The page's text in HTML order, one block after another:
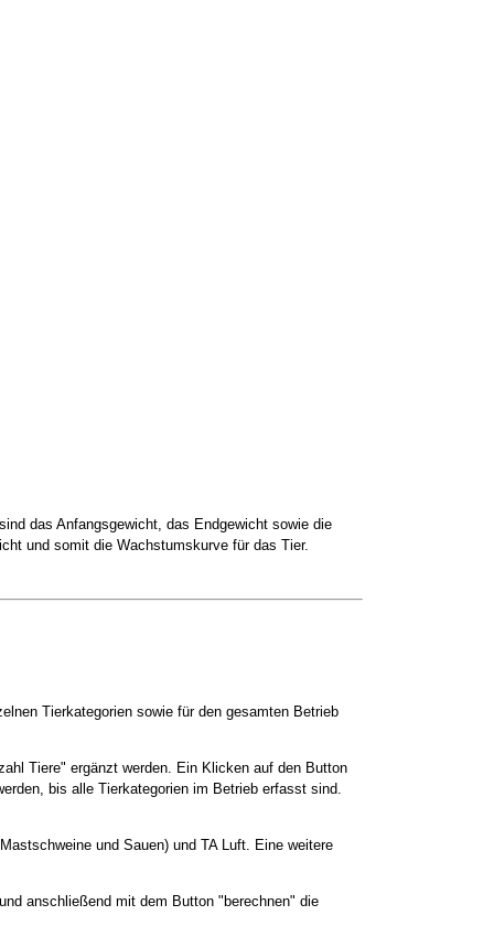
das Anfangsgewicht, das Endgewicht sowie die
und somit die Wachstumskurve für das Tier.
Tierkategorien sowie für den gesamten Betrieb
Tiere" ergänzt werden. Ein Klicken auf den Button
bis alle Tierkategorien im Betrieb erfasst sind.
und Sauen) und TA Luft. Eine weitere
anschließend mit dem Button "berechnen" die